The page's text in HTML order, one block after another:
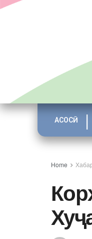
АСОСӢ
Home